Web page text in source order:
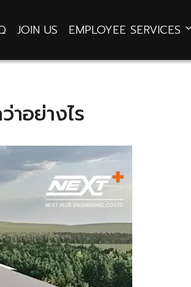
JOIN US EMPLOYEE SERVICES
อย่างไร